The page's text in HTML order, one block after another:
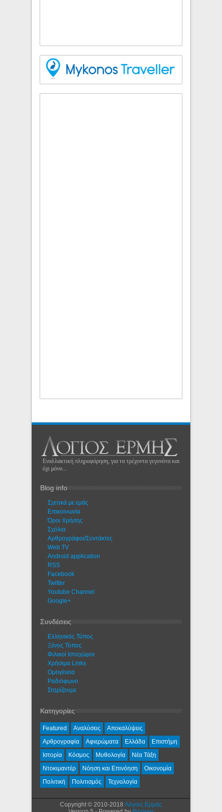
Εναλλακτική πληροφόρηση, για τα τρέχοντα γεγονότα και
όχι μόνο...
Blog info
Σχετικά με εμάς
Eπικοινωνία
Όροι Χρήσης
Σχόλια
Αρθρογράφοι/Συντάκτες
Web TV
Android application
RSS
Facebook
Twitter
Youtube Channel
Google+
Συνδέσεις
Ελληνικός Τύπος
Ξένος Τύπος
Φιλικοί Ιστοχώροι
Χρήσιμα Links
Ομογένεια
Ραδιόφωνο
Στηρίζουμε
Κατηγορίες
Featured Αναλύσεις
Αποκαλύψεις
Αρθρογραφία
Αφιερώματα Ελλάδα
Επιστήμη
Ιστορία
Κόσμος Μυθολογία
Νέα Τάξη
Ντοκιμαντέρ
Νόηση και Επινόηση
Οικονομία
Πολιτική
Πολιτισμός Τεχνολογία
Copyright © 2010-2018 Λόγιος Ερμής